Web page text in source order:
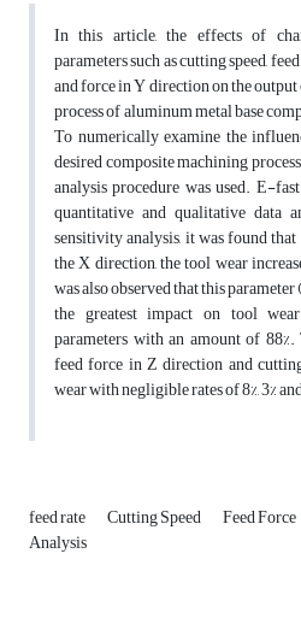
In this article, the effects of
parameters such as cutting speed,
and force in Y direction on the
process of aluminum metal base
To numerically examine the
desired composite machining
analysis procedure was used. E-
quantitative and qualitative data
sensitivity analysis, it was found
the X direction, the tool wear
was also observed that this
the greatest impact on tool
parameters with an amount of
feed force in Z direction and
wear with negligible rates of 8%, 3%
feed rate Cutting Speed Feed Force
Analysis